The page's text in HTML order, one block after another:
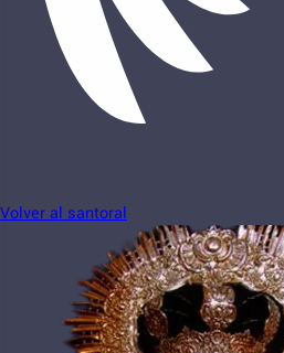
Volver al santoral